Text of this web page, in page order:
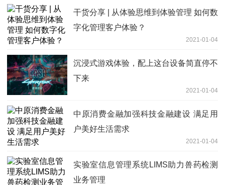
干货分享 | 从体验思维到体验管理 如何数
字化管理客户体验？
2021-01-04
沉浸式游戏体验，配上这台设备简直停不
下来
2021-01-04
中原消费金融加强科技金融建设 满足用
户美好生活需求
2021-01-04
实验室信息管理系统LIMS助力兽药检测
业务管理